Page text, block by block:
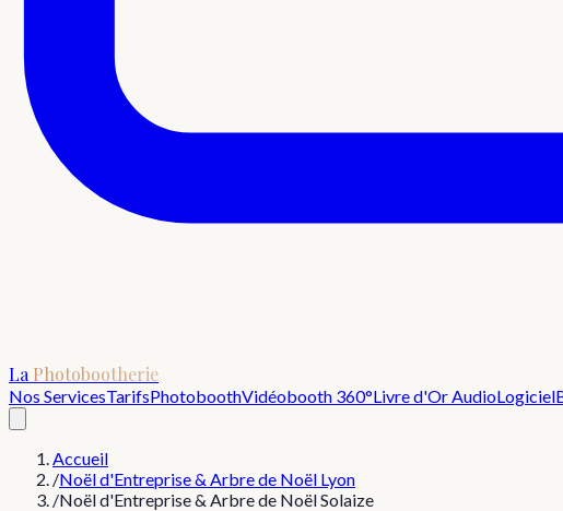
La Photobootherie
Nos ServicesTarifsPhotoboothVidéobooth 360°Livre d'Or AudioLogiciel
Accueil
/Noël d'Entreprise & Arbre de Noël Lyon
/Noël d'Entreprise & Arbre de Noël Solaize